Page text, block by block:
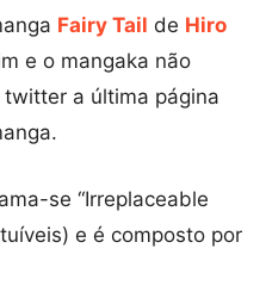
Fairy Tail de Hiro
e o mangaka não
a última página
se “Irreplaceable
e é composto por